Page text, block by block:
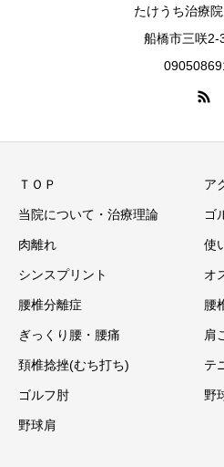
たけうち治療
船橋市三咲2-
ＴＯＰ ア
当院について・治療理論 ゴ
肉離れ 使
シンスプリント オ
腰椎分離症 腰
ぎっくり腰・腰痛 肩
頚椎捻挫(むち打ち) テ
ゴルフ肘 野
野球肩